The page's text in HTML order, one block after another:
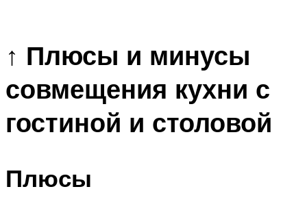
↑ Плюсы и минусы
совмещения кухни с
гостиной и столовой
Плюсы